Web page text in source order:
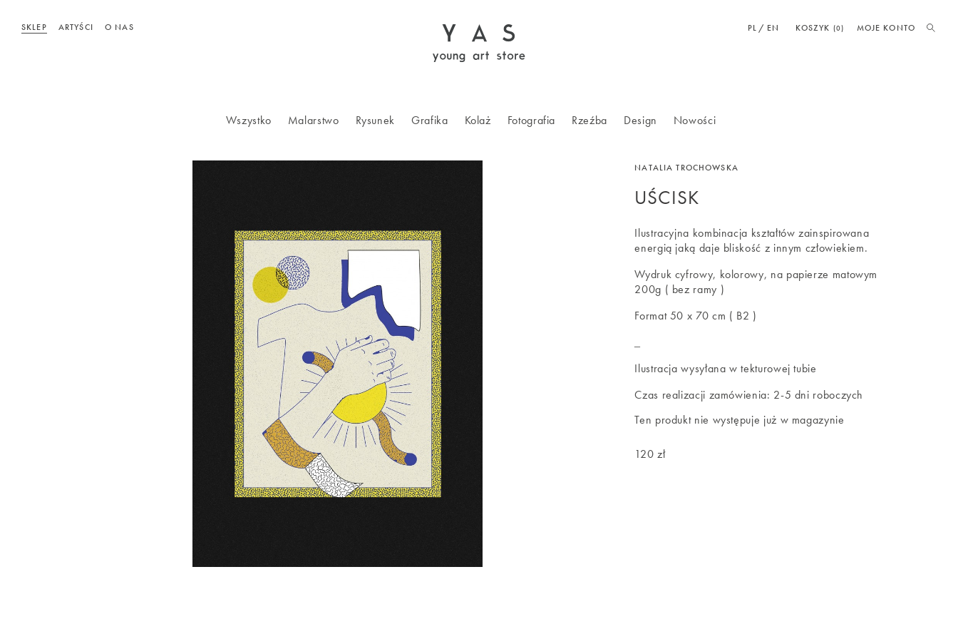
SKLEP ARTYŚCI O NAS MOJE KONTO
PL EN KOSZYK (0)
Wszystko Malarstwo Rysunek Grafika Kolaż Fotografia Rzeźba Design Nowości
NATALIA TROCHOWSKA
UŚCISK
Ilustracyjna kombinacja kształtów zainspirowana
energią jaką daje bliskość z innym człowiekiem.
Wydruk cyfrowy, kolorowy, na papierze matowym
200g ( bez ramy )
Format 50 x 70 cm ( B2 )
Ilustracja wysyłana w tekturowej tubie
Czas realizacji zamówienia: 2-5 dni roboczych
Ten produkt nie występuje już w magazynie
120 zł